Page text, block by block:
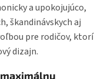
a upokojujúco,
škandinávskych aj
pre rodičov, ktorí
dizajn.